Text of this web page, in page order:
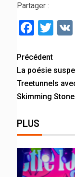
Partager :
Précédent
La poésie
Treetunnels
Skimming
PLUS